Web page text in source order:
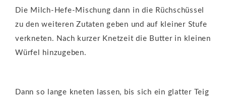
Die Milch-Hefe-Mischung dann in die Rüchschüssel
zu den weiteren Zutaten geben und auf kleiner Stufe
verkneten. Nach kurzer Knetzeit die Butter in kleinen
Würfel hinzugeben.
Dann so lange kneten lassen, bis sich ein glatter Teig